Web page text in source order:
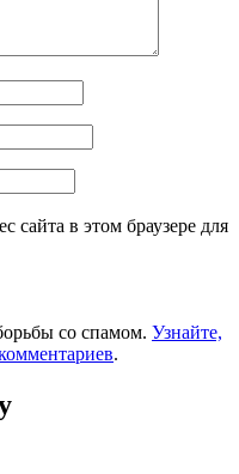
сайта в этом браузере для
со спамом. Узнайте,
.